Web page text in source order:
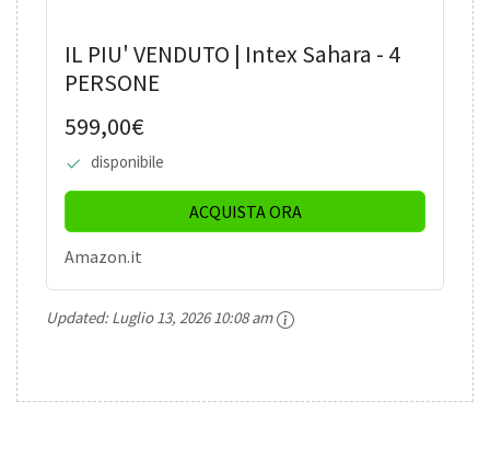
IL PIU' VENDUTO | Intex Sahara - 4
PERSONE
599,00€
disponibile
ACQUISTA ORA
Amazon.it
Updated:Luglio 13, 2026 10:08 am